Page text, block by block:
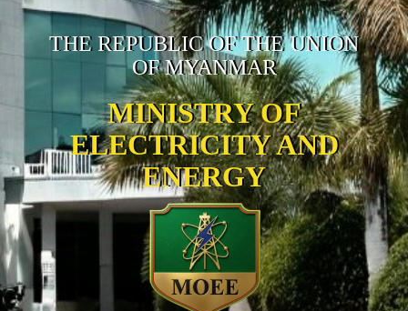
THE REPUBLIC OF THE UNION
OF MYANMAR
MINISTRY OF
ELECTRICITY AND
ENERGY